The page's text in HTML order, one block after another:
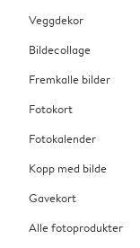
Veggdekor
Bildecollage
Fremkalle bilder
Fotokort
Fotokalender
Kopp med bilde
Gavekort
Alle fotoprodukter